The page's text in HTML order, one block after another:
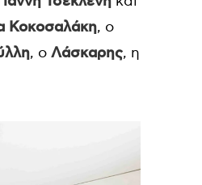
Κοκοσαλάκη, ο
, ο Λάσκαρης, η